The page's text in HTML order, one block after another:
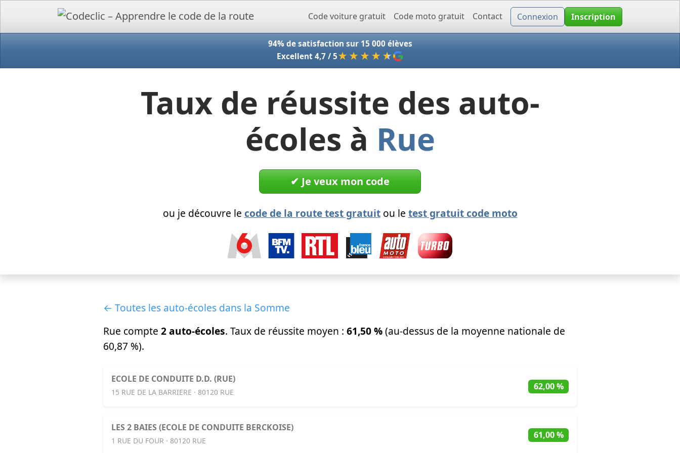
Accueil - CodeclicCode voiture gratuit Code moto gratuit Contact Connexion Inscription
94% de satisfaction sur 15 000 élèves
Excellent 4,7 / 5★★★★ ★
Taux de réussite des auto-
écoles à Rue
✔︎ Je veux mon code
ou je découvre le code de la route test gratuitou le test gratuit code moto
← Toutes les auto-écoles dans la Somme
Rue compte 2 auto-écoles. Taux de réussite moyen : 61,50 %(au-dessus de la moyenne nationale de
60,87 %).
ECOLE DE CONDUITE D.D. (RUE)
15 RUE DE LA BARRIERE · 80120 RUE
62,00 %
LES 2 BAIES (ECOLE DE CONDUITE BERCKOISE)
1 RUE DU FOUR · 80120 RUE
61,00 %